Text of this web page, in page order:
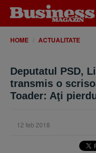
HOME ACTUALITATE
Deputatul PSD,
transmis o
Toader: Aţi
12 feb 2018